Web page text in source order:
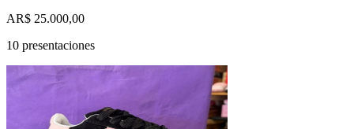
AR$ 25.000,00
10 presentaciones